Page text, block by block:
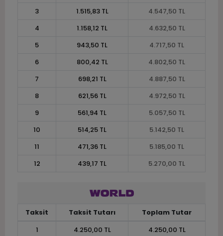
3
1.515,83 TL
4.547,50 TL
4
1.158,12 TL
4.632,50 TL
5
943,50 TL
4.717,50 TL
6
800,42 TL
4.802,50 TL
7
698,21 TL
4.887,50 TL
8
621,56 TL
4.972,50 TL
9
561,94 TL
5.057,50 TL
10
514,25 TL
5.142,50 TL
11
471,36 TL
5.185,00 TL
12
439,17 TL 5.270,00 TL
Taksit Taksit Tutarı
Toplam Tutar
1
4.250,00 TL
4.250,00 TL